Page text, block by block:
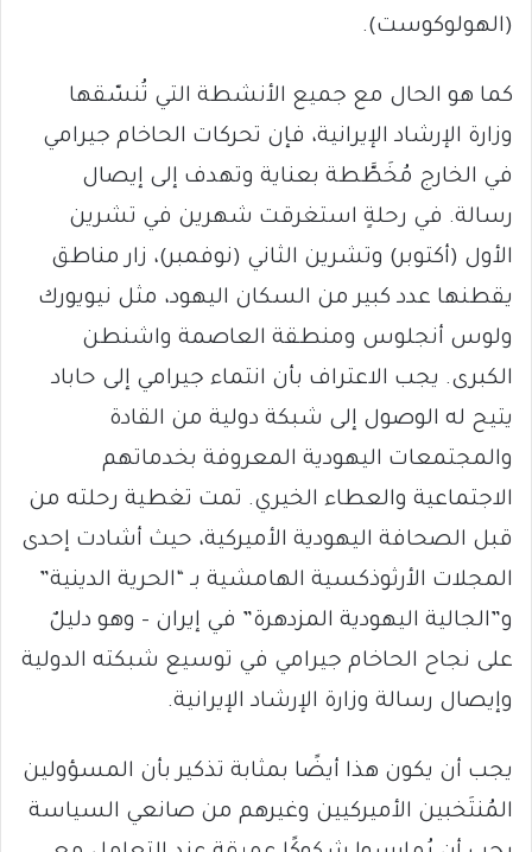
(الهولوكوست).
كما هو الحال مع جميع الأنشطة التي تُنسّقها
وزارة الإرشاد الإيرانية، فإن تحركات الحاخام جيرامي
في الخارج مُخَطَّطة بعناية وتهدف إلى إيصال
رسالة. في رحلةٍ استغرقت شهرين في تشرين
الأول (أكتوبر) وتشرين الثاني (نوفمبر)، زار مناطق
يقطنها عدد كبير من السكان اليهود، مثل نيويورك
ولوس أنجلوس ومنطقة العاصمة واشنطن
الكبرى. يجب الاعتراف بأن انتماء جيرامي إلى حاباد
يتيح له الوصول إلى شبكة دولية من القادة
والمجتمعات اليهودية المعروفة بخدماتهم
الاجتماعية والعطاء الخيري. تمت تغطية رحلته من
قبل الصحافة اليهودية الأميركية، حيث أشادت إحدى
المجلات الأرثوذكسية الهامشية بـ “الحرية الدينية”
و”الجالية اليهودية المزدهرة” في إيران – وهو دليلٌ
على نجاح الحاخام جيرامي في توسيع شبكته الدولية
وإيصال رسالة وزارة الإرشاد الإيرانية.
يجب أن يكون هذا أيضًا بمثابة تذكير بأن المسؤولين
المُنتَخبين الأميركيين وغيرهم من صانعي السياسة